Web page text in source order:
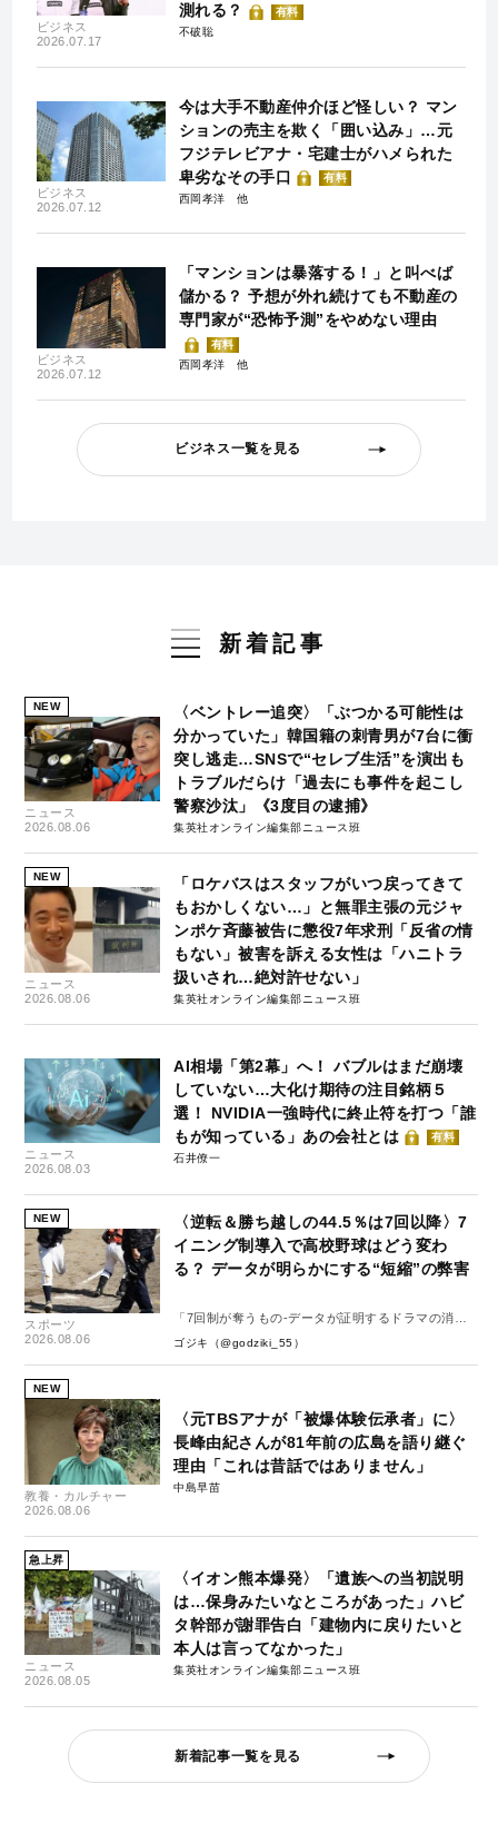
ビジネス
2026.07.17
測れる？
有料
不破聡
ビジネス
2026.07.12
今は大手不動産仲介ほど怪しい？ マン
ションの売主を欺く「囲い込み」…元
フジテレビアナ・宅建士がハメられた
卑劣なその手口
有料
西岡孝洋
ビジネス
2026.07.12
「マンションは暴落する！」と叫べば
儲かる？ 予想が外れ続けても不動産の
専門家が“恐怖予測”をやめない理由
有料
西岡孝洋
ビジネス一覧を見る
新着記事
NEW
ニュース
2026.08.06
〈ベントレー追突〉「ぶつかる可能性は
分かっていた」韓国籍の刺青男が7台に衝
突し逃走…SNSで“セレブ生活”を演出も
トラブルだらけ「過去にも事件を起こし
警察沙汰」《3度目の逮捕》
集英社オンライン編集部ニュース班
NEW
ニュース
2026.08.06
「ロケバスはスタッフがいつ戻ってきて
もおかしくない…」と無罪主張の元ジャ
ンポケ斉藤被告に懲役7年求刑「反省の情
もない」被害を訴える女性は「ハニトラ
扱いされ…絶対許せない」
集英社オンライン編集部ニュース班
ニュース
2026.08.03
AI相場「第2幕」へ！ バブルはまだ崩壊
していない…大化け期待の注目銘柄５
選！ NVIDIA一強時代に終止符を打つ「誰
もが知っている」あの会社とは
有料
石井僚一
NEW
スポーツ
2026.08.06
〈逆転＆勝ち越しの44.5％は7回以降〉7
イニング制導入で高校野球はどう変わ
る？ データが明らかにする“短縮”の弊害
「7回制が奪うもの-データが証明するドラマの消
失-」
ゴジキ（@godziki_55）
NEW
教養・カルチャー
2026.08.06
〈元TBSアナが「被爆体験伝承者」に〉
長峰由紀さんが81年前の広島を語り継ぐ
理由「これは昔話ではありません」
中島早苗
急上昇
ニュース
2026.08.05
〈イオン熊本爆発〉「遺族への当初説明
は…保身みたいなところがあった」ハビ
タ幹部が謝罪告白「建物内に戻りたいと
本人は言ってなかった」
集英社オンライン編集部ニュース班
新着記事一覧を見る